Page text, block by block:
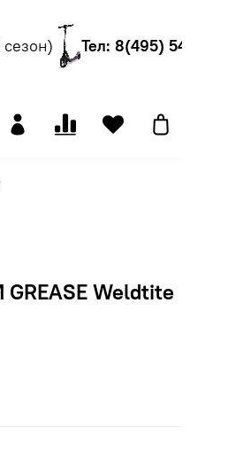
Тел: 8(495) 540-55-
GREASE Weldtite